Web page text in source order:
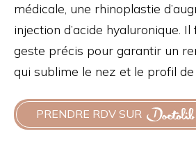
médicale, une rhinoplastie
injection d’acide hyaluronique.
geste précis pour garantir un
qui sublime le nez et le profil de
PRENDRE RDV SUR